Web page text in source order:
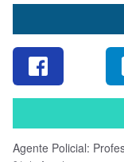
Agente Policial: